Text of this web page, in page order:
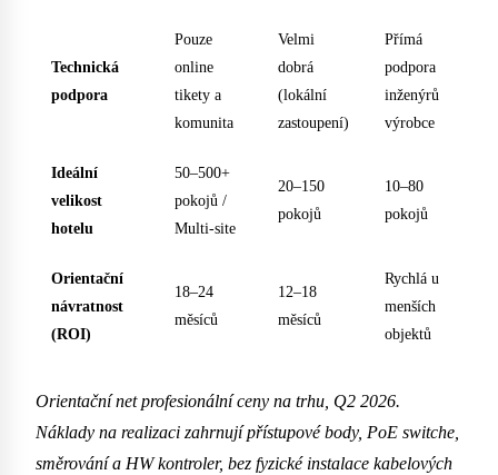
Technická
podpora
Pouze
online
tikety a
komunita
Velmi
dobrá
(lokální
zastoupení)
Přímá
podpora
inženýrů
výrobce
Ideální
velikost
hotelu
50–500+
pokojů /
Multi-site
20–150
pokojů
10–80
pokojů
Orientační
návratnost
(ROI)
18–24
měsíců
12–18
měsíců
Rychlá u
menších
objektů
Orientační net profesionální ceny na trhu, Q2 2026.
Náklady na realizaci zahrnují přístupové body, PoE switche,
směrování a HW kontroler, bez fyzické instalace kabelových